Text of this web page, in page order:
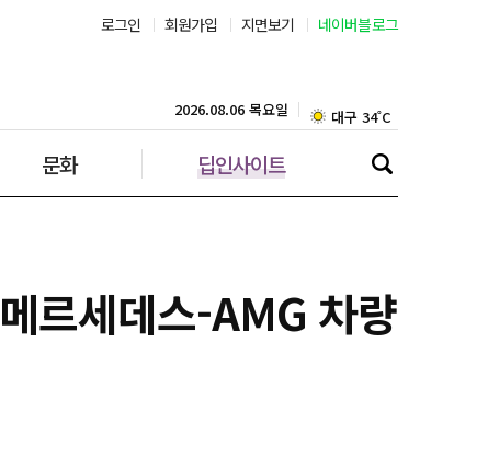
로그인 회원가입 지면보기 네이버블로그
문화 딥인사이트
2026.08.06 목요일 대구 34˚C
인천 30˚C
울산 31˚C
르세데스-AMG 차량